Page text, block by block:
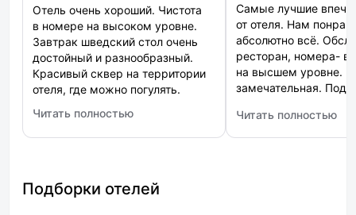
Отель очень хороший. Чистота
в номере на высоком уровне.
Завтрак шведский стол очень
достойный и разнообразный.
Красивый сквер на территории
отеля, где можно погулять.
Читать полностью
: Palmira Garden Hotel & SPA (Пальмира Гарден)
Самые лучшие
от отеля. Нам
абсолютно всё.
ресторан, номера-
на высшем уровне.
замечательная.
Читать полностью
: Marriott Imperial
Подборки отелей